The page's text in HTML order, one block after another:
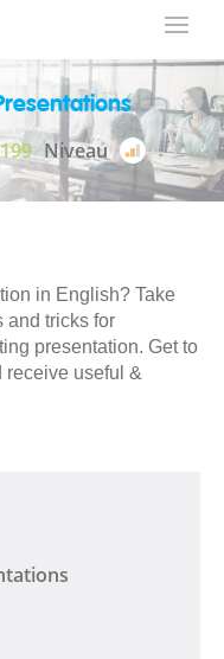
Niveau
in English? Take
and tricks for
presentation. Get to
receive useful &